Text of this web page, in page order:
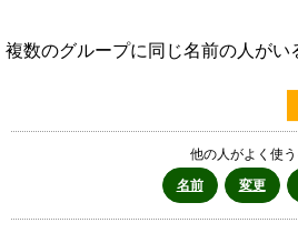
複数のグループに同じ名前の人がい
他の人がよく使
名前
変更